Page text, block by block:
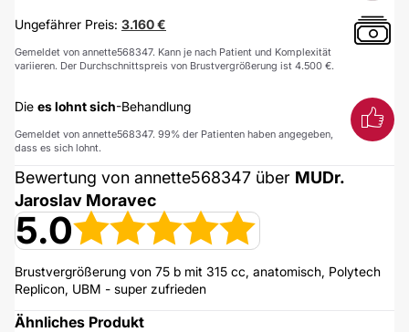
Ungefährer Preis: 3.160 €
Gemeldet von annette568347. Kann je nach Patient und Komplexität
variieren. Der Durchschnittspreis von Brustvergrößerung ist 4.500 €.
Die es lohnt sich-Behandlung
Gemeldet von annette568347. 99% der Patienten haben angegeben,
dass es sich lohnt.
Bewertung von annette568347 über MUDr.
Jaroslav Moravec
5.0
Brustvergrößerung von 75 b mit 315 cc, anatomisch, Polytech
Replicon, UBM - super zufrieden
Ähnliches Produkt